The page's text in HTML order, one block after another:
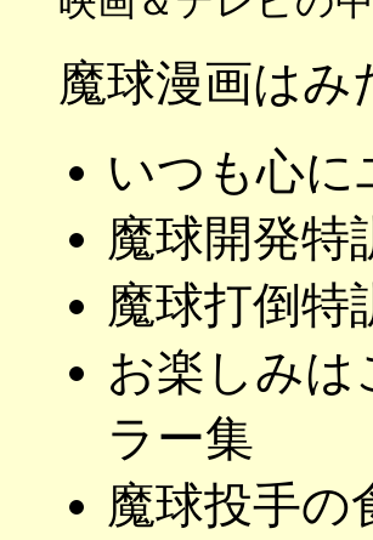
魔球漫画はみ
いつも心に
魔球開発特
魔球打倒特
お楽しみは
ラー集
魔球投手の